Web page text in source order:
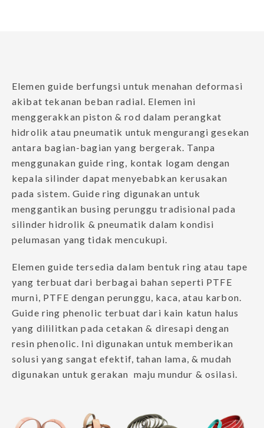
Elemen guide berfungsi untuk menahan deformasi
akibat tekanan beban radial. Elemen ini
menggerakkan piston & rod dalam perangkat
hidrolik atau pneumatik untuk mengurangi gesekan
antara bagian-bagian yang bergerak. Tanpa
menggunakan guide ring, kontak logam dengan
kepala silinder dapat menyebabkan kerusakan
pada sistem. Guide ring digunakan untuk
menggantikan busing perunggu tradisional pada
silinder hidrolik & pneumatik dalam kondisi
pelumasan yang tidak mencukupi.
Elemen guide tersedia dalam bentuk ring atau tape
yang terbuat dari berbagai bahan seperti PTFE
murni, PTFE dengan perunggu, kaca, atau karbon.
Guide ring phenolic terbuat dari kain katun halus
yang dililitkan pada cetakan & diresapi dengan
resin phenolic. Ini digunakan untuk memberikan
solusi yang sangat efektif, tahan lama, & mudah
digunakan untuk gerakan maju mundur & osilasi.